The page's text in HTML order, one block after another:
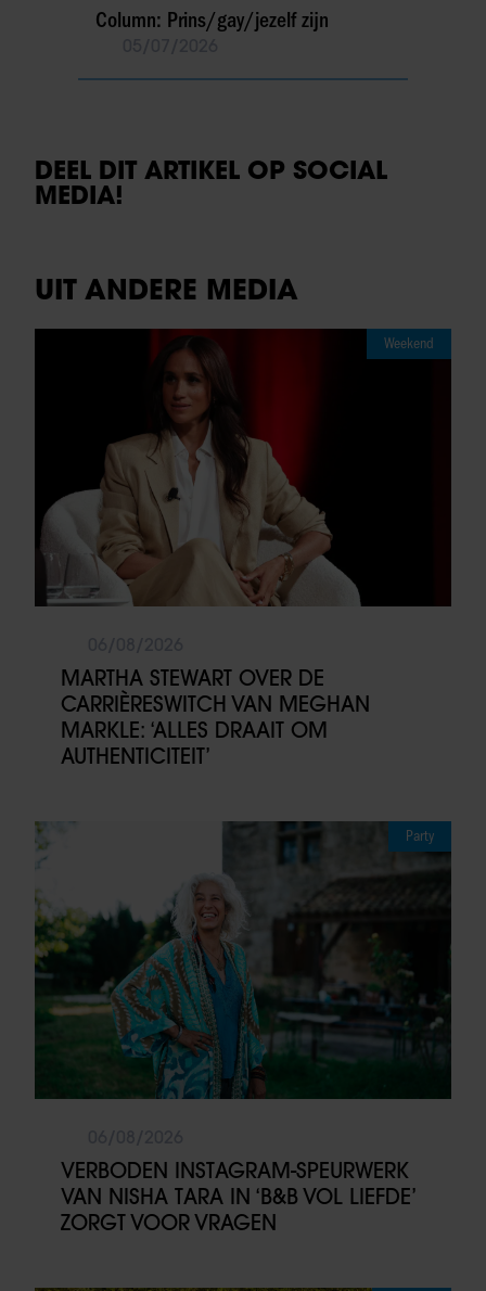
Column: Prins/gay/jezelf zijn
DEEL DIT ARTIKEL OP SOCIAL
MEDIA!
UIT ANDERE MEDIA
Weekend
MARTHA STEWART OVER DE
CARRIÈRESWITCH VAN MEGHAN
MARKLE: ‘ALLES DRAAIT OM
AUTHENTICITEIT’
Party
VERBODEN INSTAGRAM-SPEURWERK
VAN NISHA TARA IN ‘B&B VOL LIEFDE’
ZORGT VOOR VRAGEN